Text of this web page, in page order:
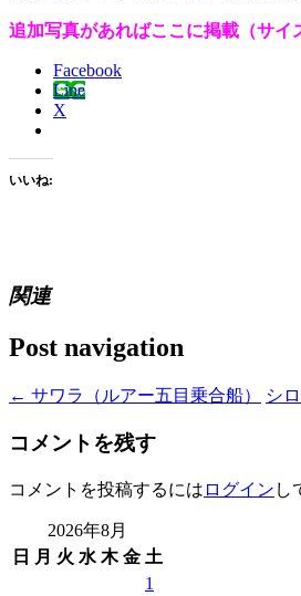
追加写真があればここに掲載（サイ
Facebook
Line
X
いいね:
関連
Post navigation
← サワラ（ルアー五目乗合船） シ
コメントを残す
コメントを投稿するには ログイン し
2026年8月
日
月 火 水 木 金 土
1